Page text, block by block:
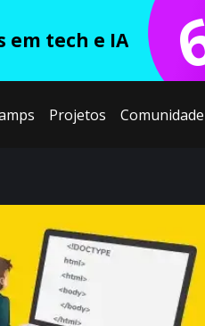
em tech e IA
Projetos Comunidade